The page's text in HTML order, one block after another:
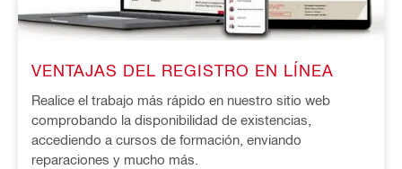
VENTAJAS DEL REGISTRO EN LÍNEA
Realice el trabajo más rápido en nuestro sitio web
comprobando la disponibilidad de existencias,
accediendo a cursos de formación, enviando
reparaciones y mucho más.